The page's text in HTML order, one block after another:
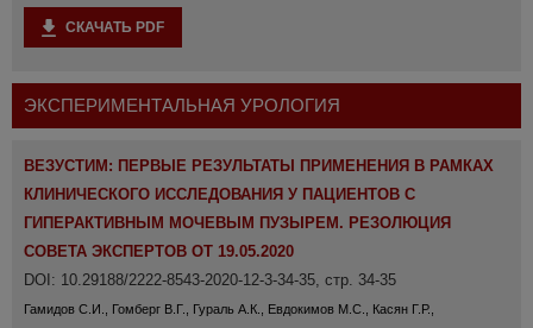
СКАЧАТЬ PDF
ЭКСПЕРИМЕНТАЛЬНАЯ УРОЛОГИЯ
ВЕЗУСТИМ: ПЕРВЫЕ РЕЗУЛЬТАТЫ ПРИМЕНЕНИЯ В РАМКАХ
КЛИНИЧЕСКОГО ИССЛЕДОВАНИЯ У ПАЦИЕНТОВ С
ГИПЕРАКТИВНЫМ МОЧЕВЫМ ПУЗЫРЕМ. РЕЗОЛЮЦИЯ
СОВЕТА ЭКСПЕРТОВ ОТ 19.05.2020
DOI: 10.29188/2222-8543-2020-12-3-34-35, стр. 34-35
Гамидов С.И., Гомберг В.Г., Гураль А.К., Евдокимов М.С., Касян Г.Р.,